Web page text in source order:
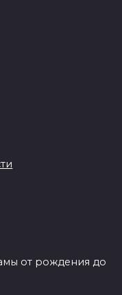
от рождения до